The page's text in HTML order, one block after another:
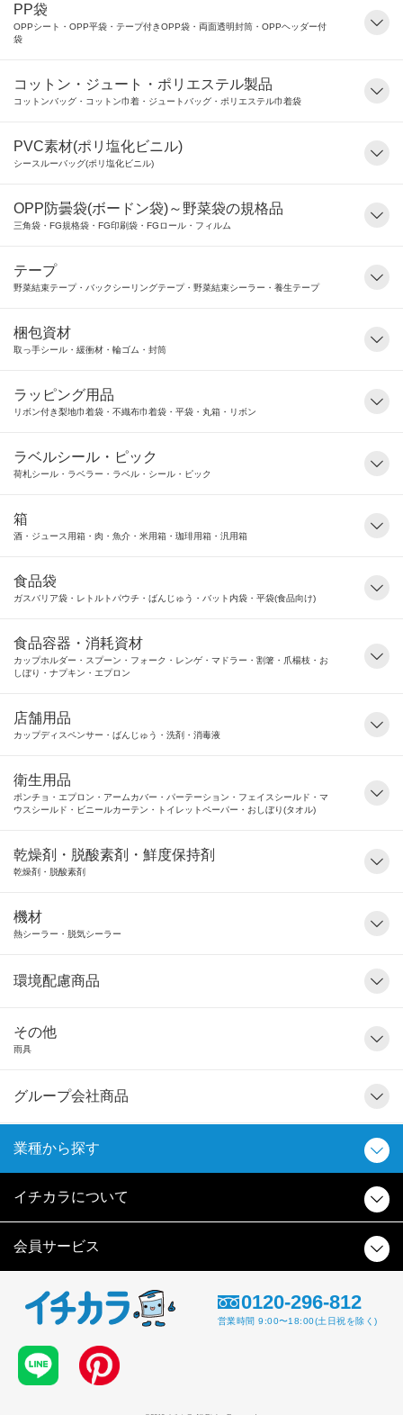
PP袋
OPPシート・OPP平袋・テープ付きOPP袋・両面透明封筒・OPPヘッダー付
袋
コットン・ジュート・ポリエステル製品
コットンバッグ・コットン巾着・ジュートバッグ・ポリエステル巾着袋
PVC素材(ポリ塩化ビニル)
シースルーバッグ(ポリ塩化ビニル)
OPP防曇袋(ボードン袋)～野菜袋の規格品
三角袋・FG規格袋・FG印刷袋・FGロール・フィルム
テープ
野菜結束テープ・バックシーリングテープ・野菜結束シーラー・養生テープ
梱包資材
取っ手シール・緩衝材・輪ゴム・封筒
ラッピング用品
リボン付き梨地巾着袋・不織布巾着袋・平袋・丸箱・リボン
ラベルシール・ピック
荷札シール・ラベラー・ラベル・シール・ピック
箱
酒・ジュース用箱・肉・魚介・米用箱・珈琲用箱・汎用箱
食品袋
ガスバリア袋・レトルトパウチ・ばんじゅう・バット内袋・平袋(食品向け)
食品容器・消耗資材
カップホルダー・スプーン・フォーク・レンゲ・マドラー・割箸・爪楊枝・お
しぼり・ナプキン・エプロン
店舗用品
カップディスペンサー・ばんじゅう・洗剤・消毒液
衛生用品
ポンチョ・エプロン・アームカバー・パーテーション・フェイスシールド・マ
ウスシールド・ビニールカーテン・トイレットペーパー・おしぼり(タオル)
乾燥剤・脱酸素剤・鮮度保持剤
乾燥剤・脱酸素剤
機材
熱シーラー・脱気シーラー
環境配慮商品
その他
雨具
グループ会社商品
業種から探す
イチカラについて
会員サービス
0120-296-812
営業時間 9:00〜18:00(土日祝を除く)